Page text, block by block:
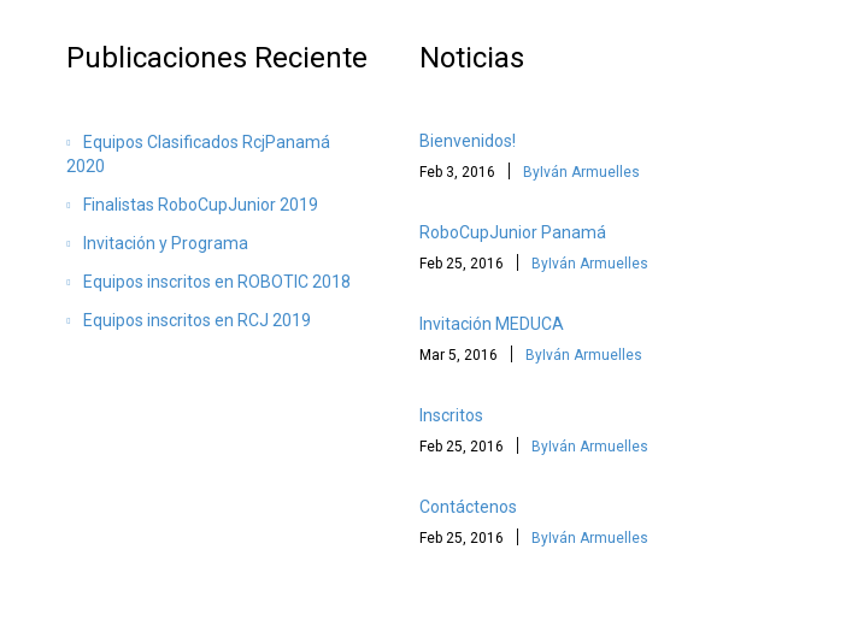
Publicaciones Reciente
Equipos Clasificados RcjPanamá
2020
Finalistas RoboCupJunior 2019
Invitación y Programa
Equipos inscritos en ROBOTIC 2018
Equipos inscritos en RCJ 2019
Noticias
Bienvenidos!
Feb 3, 2016 | ByIván Armuelles
RoboCupJunior Panamá
Feb 25, 2016 | ByIván Armuelles
Invitación MEDUCA
Mar 5, 2016 | ByIván Armuelles
Inscritos
Feb 25, 2016 | ByIván Armuelles
Contáctenos
Feb 25, 2016 | ByIván Armuelles